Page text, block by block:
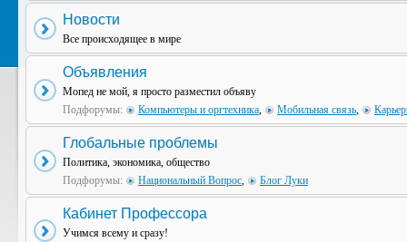
Новости
Все происходящее в мире
Объявления
Мопед не мой, я просто разместил объяву
Подфорумы:
Компьютеры и оргтехника, Мобильная связь,
Глобальные проблемы
Политика, экономика, общество
Подфорумы:
Национальный Вопрос, Блог Луки
Кабинет Профессора
Учимся всему и сразу!